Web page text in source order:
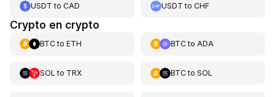
USDT to CAD USDT toCHF
Crypto en crypto
BTCto ETH BTCto ADA
SOL to TRX BTCto SOL